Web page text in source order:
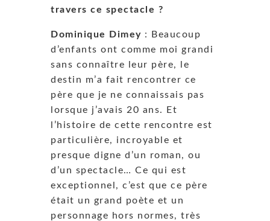
travers ce spectacle ?
Dominique Dimey : Beaucoup
d’enfants ont comme moi grandi
sans connaître leur père, le
destin m’a fait rencontrer ce
père que je ne connaissais pas
lorsque j’avais 20 ans. Et
l’histoire de cette rencontre est
particulière, incroyable et
presque digne d’un roman, ou
d’un spectacle… Ce qui est
exceptionnel, c’est que ce père
était un grand poète et un
personnage hors normes, très